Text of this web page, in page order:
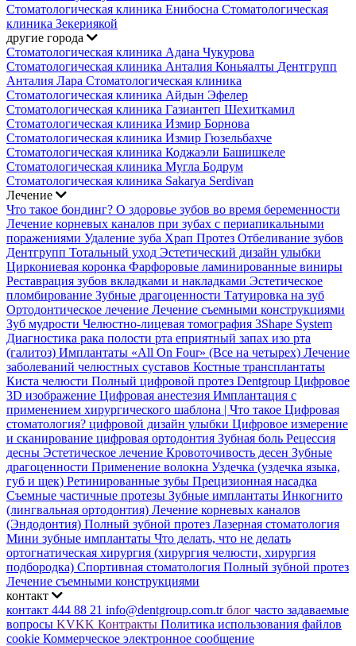
Стоматологическая клиника Енибосна Стоматологическая
клиника Зекериякой
другие города
Стоматологическая клиника Адана Чукурова
Стоматологическая клиника Анталия Коньяалты Дентгрупп
Анталия Лара Стоматологическая клиника
Стоматологическая клиника Айдын Эфелер
Стоматологическая клиника Газиантеп Шехиткамил
Стоматологическая клиника Измир Борнова
Стоматологическая клиника Измир Гюзельбахче
Стоматологическая клиника Коджаэли Башишкеле
Стоматологическая клиника Мугла Бодрум
Стоматологическая клиника Sakarya Serdivan
Лечение
Что такое бондинг? О здоровье зубов во время беременности
Лечение корневых каналов при зубах с периапикальными
поражениями Удаление зуба Храп Протез Отбеливание зубов
Дентгрупп Тотальный уход Эстетический дизайн улыбки
Циркониевая коронка Фарфоровые ламинированные виниры
Реставрация зубов вкладками и накладками Эстетическое
пломбирование Зубные драгоценности Татуировка на зуб
Ортодонтическое лечение Лечение съемными конструкциями
Зуб мудрости Челюстно-лицевая томография 3Shape System
Диагностика рака полости рта еприятный запах изо рта
(галитоз) Имплантаты «All On Four» (Все на четырех) Лечение
заболеваний челюстных суставов Костные трансплантаты
Киста челюсти Полный цифровой протез Dentgroup Цифровое
3D изображение Цифровая анестезия Имплантация с
применением хирургического шаблона | Что такое Цифровая
стоматология? цифровой дизайн улыбки Цифровое измерение
и сканирование цифровая ортодонтия Зубная боль Рецессия
десны Эстетическое лечение Кровоточивость десен Зубные
драгоценности Применение волокна Уздечка (уздечка языка,
губ и щек) Ретинированные зубы Прецизионная насадка
Съемные частичные протезы Зубные имплантаты Инкогнито
(лингвальная ортодонтия) Лечение корневых каналов
(Эндодонтия) Полный зубной протез Лазерная стоматология
Мини зубные имплантаты Что делать, что не делать
ортогнатическая хирургия (хирургия челюсти, хирургия
подбородка) Спортивная стоматология Полный зубной протез
Лечение съемными конструкциями
контакт
контакт 444 88 21 info@dentgroup.com.tr блог часто задаваемые
вопросы KVKK Контракты Политика использования файлов
cookie Коммерческое электронное сообщение